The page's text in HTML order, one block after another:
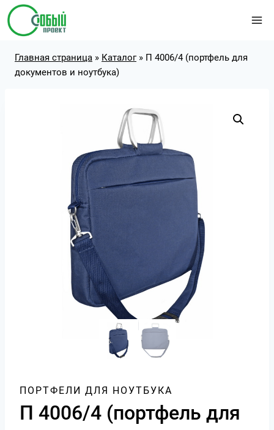
Перейти
содержимому
Главная страница » Каталог» П 4006/4 (портфель для
документов и ноутбука)
ПОРТФЕЛИ ДЛЯ НОУТБУКА
П 4006/4 (портфель для